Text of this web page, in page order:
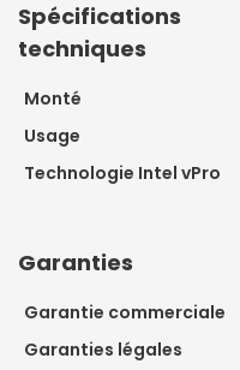
Spécifications
techniques
Monté
Usage
Technologie Intel vPro
Garanties
Garantie commerciale
Garanties légales